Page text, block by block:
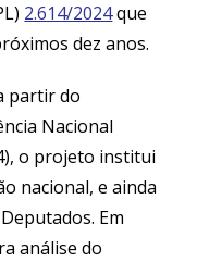
2.614/2024que
dez anos.
partir do
Nacional
o projeto institui
nacional, e ainda
Em
análise do